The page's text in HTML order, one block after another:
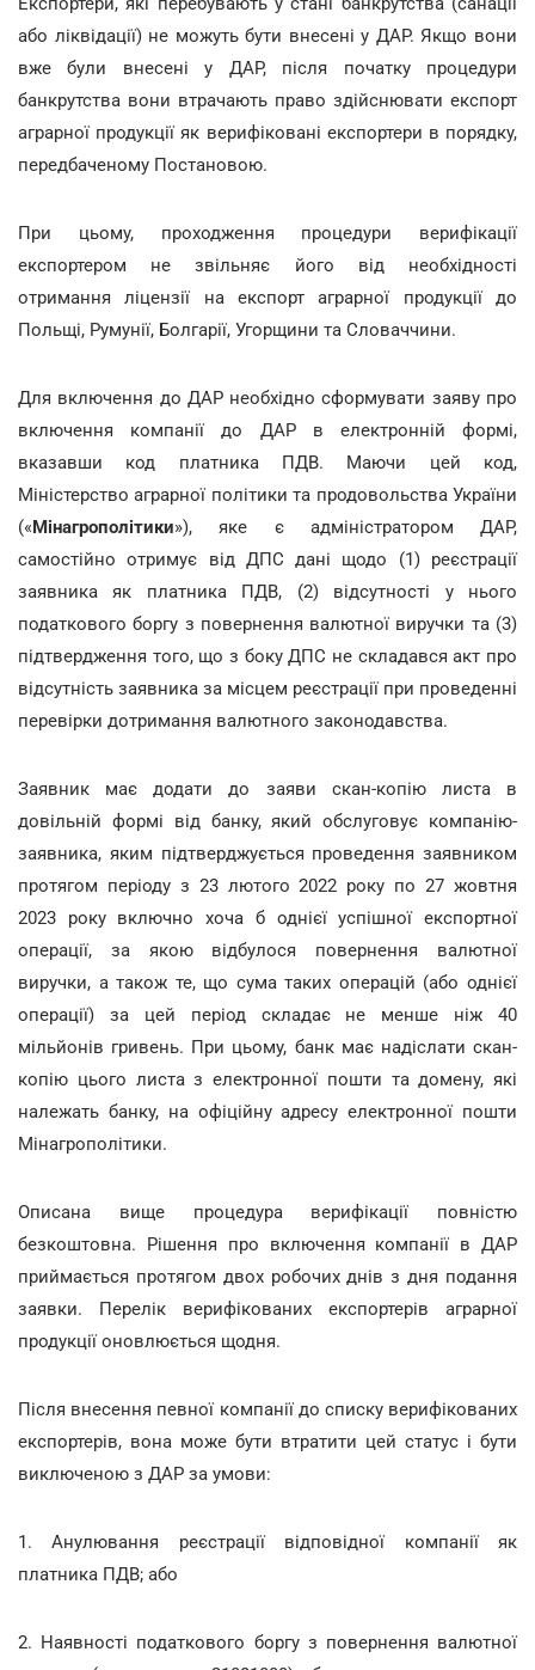
або ліквідації) не можуть бути внесені у ДАР. Якщо вони
вже були внесені у ДАР, після початку процедури
банкрутства вони втрачають право здійснювати експорт
аграрної продукції як верифіковані експортери в порядку,
передбаченому Постановою.
При цьому, проходження процедури верифікації
експортером не звільняє його від необхідності
отримання ліцензії на експорт аграрної продукції до
Польщі, Румунії, Болгарії, Угорщини та Словаччини.
Для включення до ДАР необхідно сформувати заяву про
включення компанії до ДАР в електронній формі,
вказавши код платника ПДВ. Маючи цей код,
Міністерство аграрної політики та продовольства України
(«Мінагрополітики»), яке є адміністратором ДАР,
самостійно отримує від ДПС дані щодо (1) реєстрації
заявника як платника ПДВ, (2) відсутності у нього
податкового боргу з повернення валютної виручки та (3)
підтвердження того, що з боку ДПС не складався акт про
відсутність заявника за місцем реєстрації при проведенні
перевірки дотримання валютного законодавства.
Заявник має додати до заяви скан-копію листа в
довільній формі від банку, який обслуговує компанію-
заявника, яким підтверджується проведення заявником
протягом періоду з 23 лютого 2022 року по 27 жовтня
2023 року включно хоча б однієї успішної експортної
операції, за якою відбулося повернення валютної
виручки, а також те, що сума таких операцій (або однієї
операції) за цей період складає не менше ніж 40
мільйонів гривень. При цьому, банк має надіслати скан-
копію цього листа з електронної пошти та домену, які
належать банку, на офіційну адресу електронної пошти
Мінагрополітики.
Описана вище процедура верифікації повністю
безкоштовна. Рішення про включення компанії в ДАР
приймається протягом двох робочих днів з дня подання
заявки. Перелік верифікованих експортерів аграрної
продукції оновлюється щодня.
Після внесення певної компанії до списку верифікованих
експортерів, вона може бути втратити цей статус і бути
виключеною з ДАР за умови:
1. Анулювання реєстрації відповідної компанії як
платника ПДВ; або
2. Наявності податкового боргу з повернення валютної